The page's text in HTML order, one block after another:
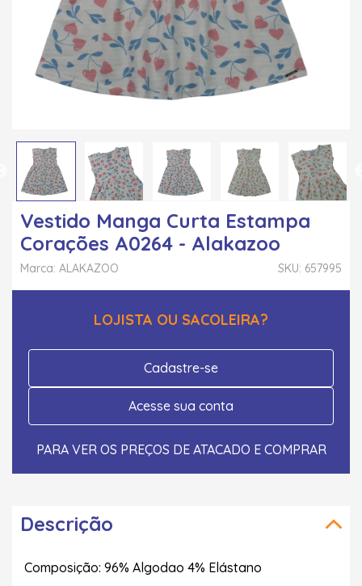
Vestido Manga Curta Estampa
Corações A0264 - Alakazoo
SKU: 657995
Marca: ALAKAZOO
LOJISTA OU SACOLEIRA?
Cadastre-se
Acesse sua conta
PARA VER OS PREÇOS DE ATACADO E COMPRAR
Descrição
Composição: 96% Algodao 4% Elástano